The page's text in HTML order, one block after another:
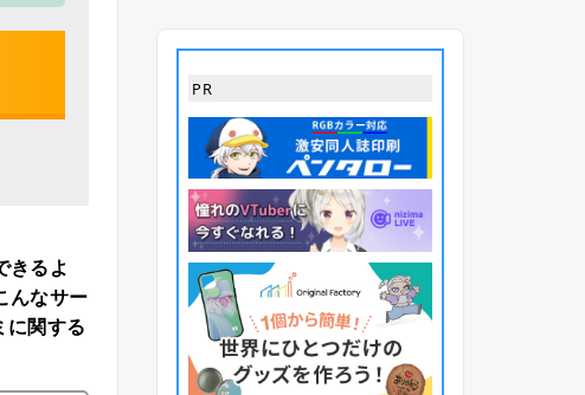
きるよ
んなサー
関する
PR